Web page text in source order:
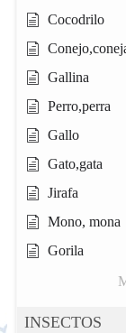
Cocodrilo
Gallina
Perro,perra
Gallo
Gato,gata
Jirafa
Mono, mona
Gorila
INSECTOS